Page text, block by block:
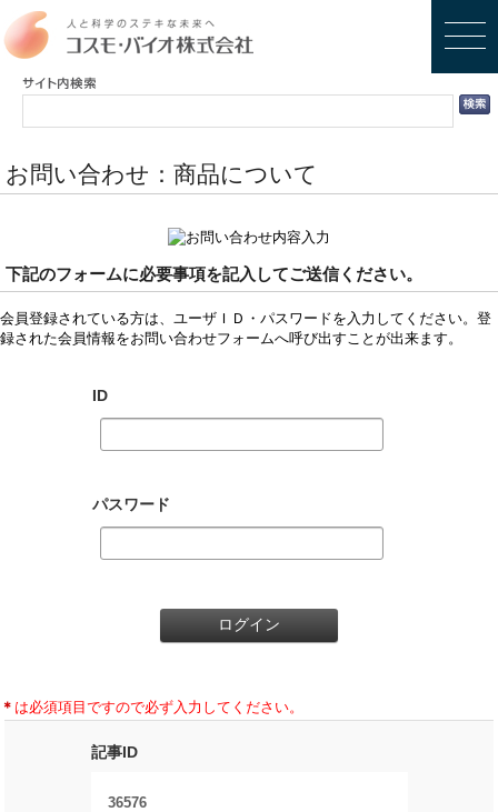
お問い合わせ：商品について
下記のフォームに必要事項を記入してご送信ください。
会員登録されている方は、ユーザＩＤ・パスワードを入力してください。登
録された会員情報をお問い合わせフォームへ呼び出すことが出来ます。
ID
パスワード
＊ は必須項目ですので必ず入力してください。
記事ID
36576